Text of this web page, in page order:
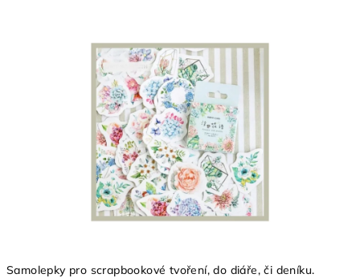
Samolepky pro scrapbookové tvoření, do diáře, či deníku.
hvězdiček.